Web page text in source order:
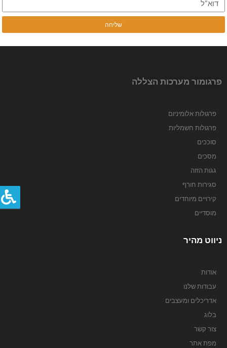
במוצר זה? השאירו פרטים ואנו נחזור אליכם
בהקדם
פרגומור מערכות הצללה
פרגולות אלומיניום
פרגולות חשמליות
סוככים
מסכים
גגות הזזה
סגירות חורף
קירויים מיוחדים
מוסדיים
ניווט מהיר
אודות
עבודות שלנו
אדריכלים ומעצבים
בלוג
צור קשר
מפת אתר